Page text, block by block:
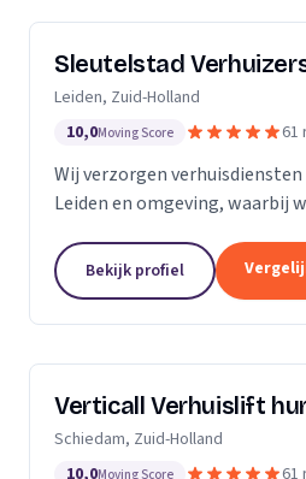
Sleutelstad
Leiden, Zuid-Holland
10,0Moving Score 61
Wij verzorgen
Leiden en omgeving, waarbij
Bekijk profiel
Verticall Verhuislift
Schiedam, Zuid-Holland
10,0Moving Score 61